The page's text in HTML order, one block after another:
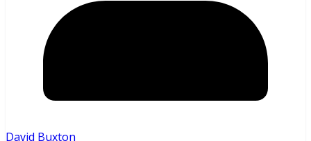
David Buxton